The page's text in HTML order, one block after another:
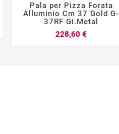
   
Pala per Pizza Forata
Alluminio Cm 37 Gold G-
37RF Gi.Metal
228,60 €